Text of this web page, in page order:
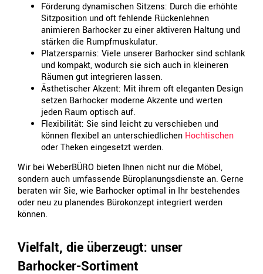
Förderung dynamischen Sitzens: Durch die erhöhte
Sitzposition und oft fehlende Rückenlehnen
animieren Barhocker zu einer aktiveren Haltung und
stärken die Rumpfmuskulatur.
Platzersparnis: Viele unserer Barhocker sind schlank
und kompakt, wodurch sie sich auch in kleineren
Räumen gut integrieren lassen.
Ästhetischer Akzent: Mit ihrem oft eleganten Design
setzen Barhocker moderne Akzente und werten
jeden Raum optisch auf.
Flexibilität: Sie sind leicht zu verschieben und
können flexibel an unterschiedlichen Hochtischen
oder Theken eingesetzt werden.
Wir bei WeberBÜRO bieten Ihnen nicht nur die Möbel,
sondern auch umfassende Büroplanungsdienste an. Gerne
beraten wir Sie, wie Barhocker optimal in Ihr bestehendes
oder neu zu planendes Bürokonzept integriert werden
können.
Vielfalt, die überzeugt: unser
Barhocker-Sortiment